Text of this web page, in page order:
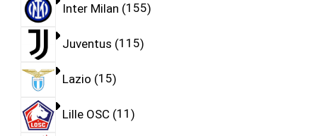
Inter Milan 155
Juventus 115
Lazio 15
Lille OSC 11